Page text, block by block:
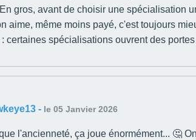
gros, avant de choisir une spécialisation
aime, même moins payé, c'est toujours
: certaines spécialisations ouvrent des
- le 05 Janvier 2026
l'ancienneté, ça joue énormément... 🤔